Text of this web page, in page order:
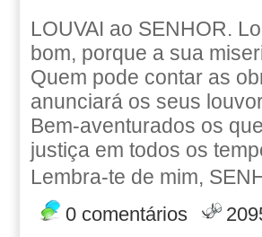
LOUVAI ao SENHOR.
bom, porque a sua
Quem pode contar as
anunciará os seus
Bem-aventurados os
justiça em todos os
Lembra-te de mim,
0 comentários